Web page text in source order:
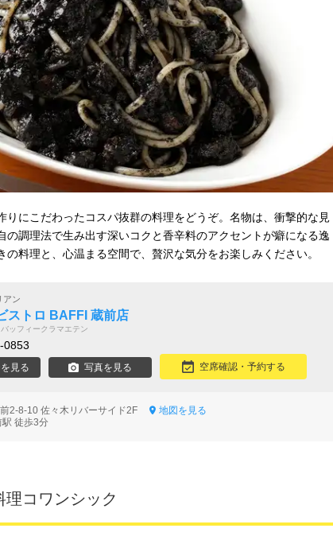
りにこだわったコスパ抜群の料理をどうぞ。名物は、衝撃的な見
の調理法で生み出す深いコクと香辛料のアクセントが癖になる逸
料理と、心温まる空間で、贅沢な気分をお楽しみください。
アン
ストロ BAFFI 蔵前店
ッフィークラマエテン
0853
見る 写真を見る 空席確認・予約する
2-8-10 佐々木リバーサイド2F
地図を見る
徒歩3分
理コワンシック